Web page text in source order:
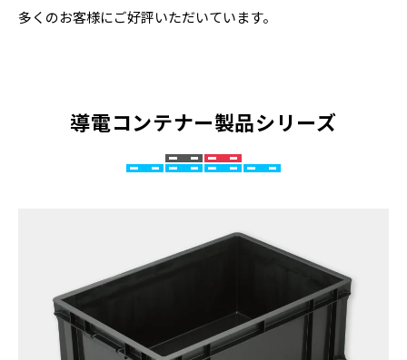
多くのお客様にご好評いただいています。
導電コンテナー製品シリーズ